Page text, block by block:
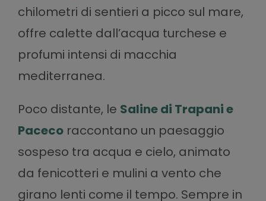
chilometri di sentieri a picco sul mare,
offre calette dall’acqua turchese e
profumi intensi di macchia
mediterranea.
Poco distante, le Saline di Trapani e
Pacecoraccontano un paesaggio
sospeso tra acqua e cielo, animato
da fenicotteri e mulini a vento che
girano lenti come il tempo. Sempre in